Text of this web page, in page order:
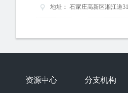
地址： 石家庄高新区湘江道
资源中心 分支机构